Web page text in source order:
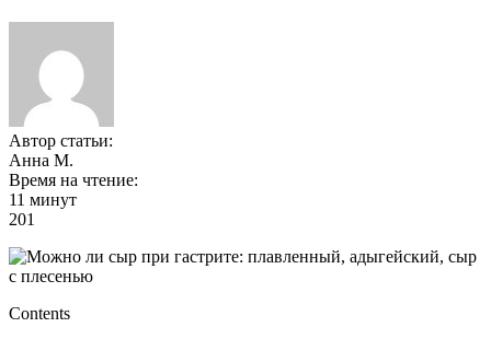
Автор статьи:
Анна М.
Время на чтение:
11 минут
201
Contents